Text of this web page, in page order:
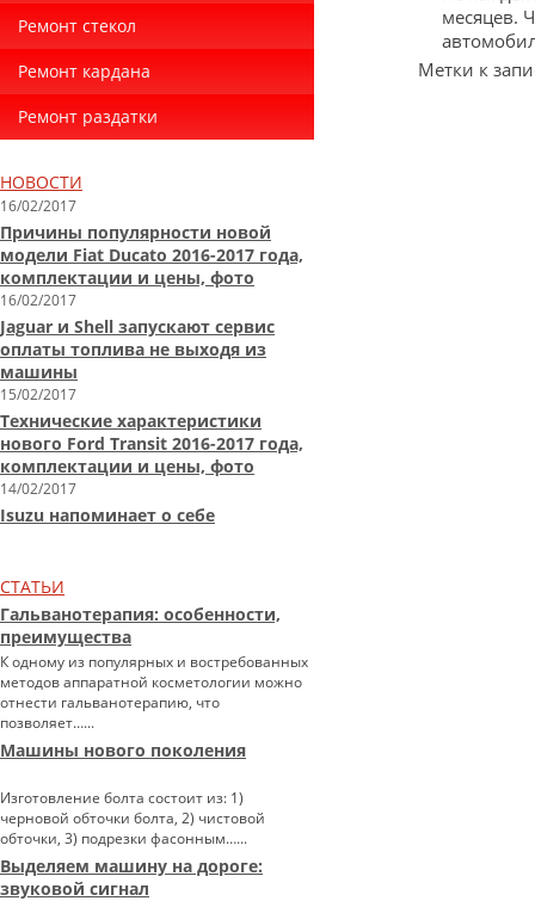
Ремонт стекол
Ремонт кардана
Ремонт раздатки
НОВОСТИ
16/02/2017
Причины популярности новой
модели Fiat Ducato 2016-2017 года,
комплектации и цены, фото
16/02/2017
Jaguar и Shell запускают сервис
оплаты топлива не выходя из
машины
15/02/2017
Технические характеристики
нового Ford Transit 2016-2017 года,
комплектации и цены, фото
14/02/2017
Isuzu напоминает о себе
СТАТЬИ
Гальванотерапия: особенности,
преимущества
К одному из популярных и востребованных
методов аппаратной косметологии можно
отнести гальванотерапию, что
позволяет…...
Машины нового поколения
Изготовление болта состоит из: 1)
черновой обточки болта, 2) чистовой
обточки, 3) подрезки фасонным…...
Выделяем машину на дороге:
звуковой сигнал
месяцев.
Метки к